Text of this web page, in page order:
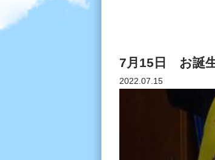
7月15日 お誕
2022.07.15